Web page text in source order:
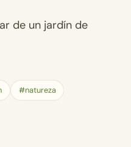
de un jardín de
#natureza